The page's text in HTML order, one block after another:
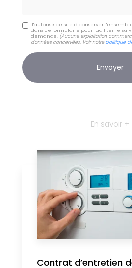
J'autorise ce site à conserver
dans ce formulaire pour faciliter le
demande. (Aucune exploitation
données concervées. Voir notrepolitique
En savoir +
Contrat d’entretien